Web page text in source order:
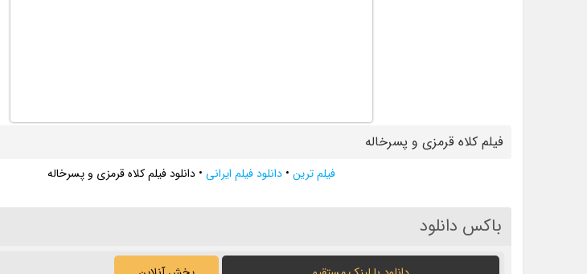
فیلم کلاه قرمزی و پسرخاله
فیلم ترین •دانلود فیلم ایرانی •دانلود فیلم کلاه قرمزی و پسرخاله
باکس دانلود